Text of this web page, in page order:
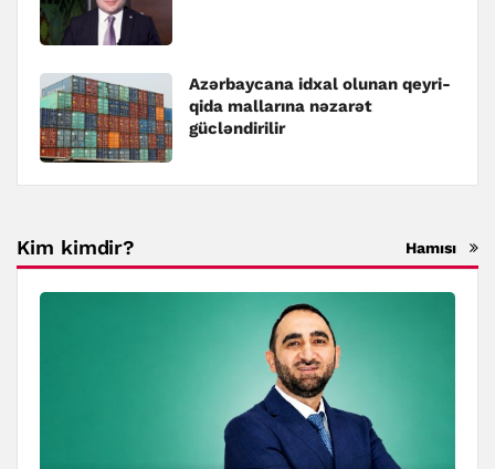
Azərbaycana idxal olunan qeyri-
qida mallarına nəzarət
gücləndirilir
Kim kimdir? Hamısı